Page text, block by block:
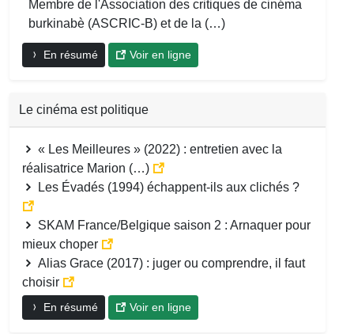
Membre de l'Association des critiques de cinéma
burkinabè (ASCRIC-B) et de la (…)
En résumé Voir en ligne
Le cinéma est politique
« Les Meilleures » (2022) : entretien avec la
réalisatrice Marion (…)
Les Évadés (1994) échappent-ils aux clichés ?
SKAM France/Belgique saison 2 : Arnaquer pour
mieux choper
Alias Grace (2017) : juger ou comprendre, il faut
choisir
En résumé Voir en ligne